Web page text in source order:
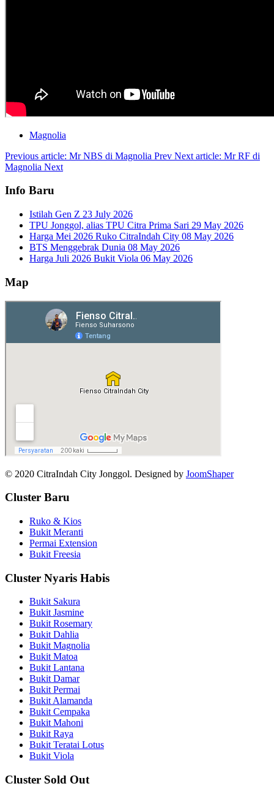
Magnolia
Previous article: Mr NBS di Magnolia Prev Next article: Mr RF di
Magnolia Next
Info Baru
Istilah Gen Z 23 July 2026
TPU Jonggol, alias TPU Citra Prima Sari 29 May 2026
Harga Mei 2026 Ruko CitraIndah City 08 May 2026
BTS Menggebrak Dunia 08 May 2026
Harga Juli 2026 Bukit Viola 06 May 2026
Map
© 2020 CitraIndah City Jonggol. Designed by JoomShaper
Cluster Baru
Ruko & Kios
Bukit Meranti
Permai Extension
Bukit Freesia
Cluster Nyaris Habis
Bukit Sakura
Bukit Jasmine
Bukit Rosemary
Bukit Dahlia
Bukit Magnolia
Bukit Matoa
Bukit Lantana
Bukit Damar
Bukit Permai
Bukit Alamanda
Bukit Cempaka
Bukit Mahoni
Bukit Raya
Bukit Teratai Lotus
Bukit Viola
Cluster Sold Out